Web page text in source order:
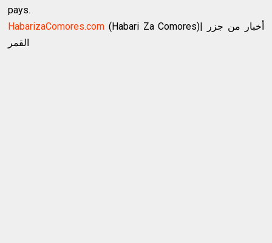
pays.
HabarizaComores.com (Habari Za Comores)| أخبار من جزر
القمر